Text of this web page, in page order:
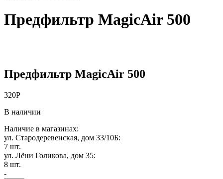
Предфильтр MagicAir 500
Предфильтр MagicAir 500
320Р
В наличии
Наличие в магазинах:
ул. Стародеревенская, дом 33/10Б:
7 шт.
ул. Лёни Голикова, дом 35:
8 шт.
-